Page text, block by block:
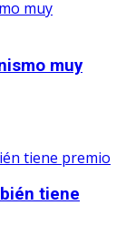
muy
tiene